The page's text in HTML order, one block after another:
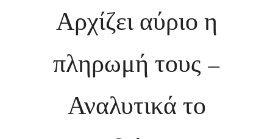
Αρχίζει αύριο η
πληρωμή τους –
Αναλυτικά το